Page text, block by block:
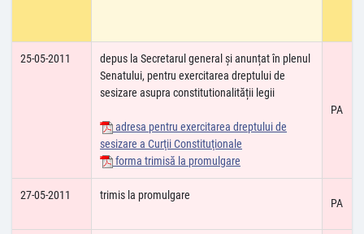
25-05-2011
depus la Secretarul general și anunțat în plenul
Senatului, pentru exercitarea dreptului de
sesizare asupra constitutionalității legii
adresa pentru exercitarea dreptului de
sesizare a Curţii Constituţionale
forma trimisă la promulgare
PA
27-05-2011 trimis la promulgare
PA